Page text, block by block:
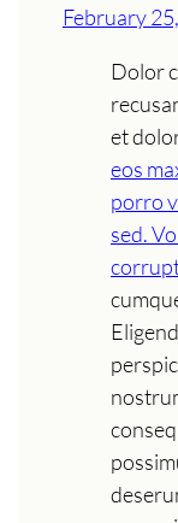
February
Dolor
et
eos
porro
sed.